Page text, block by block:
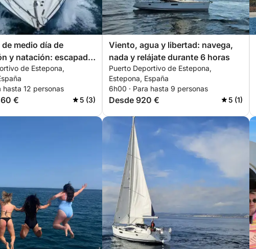
de medio día de
y natación: escapada
de Estepona,
hasta 12 personas
€ 5 (3)
Viento, agua y libertad: navega,
nada y relájate durante 6 horas
Puerto Deportivo de Estepona,
Estepona, España
6h00 · Para hasta 9 personas
Desde 920 € 5 (1)